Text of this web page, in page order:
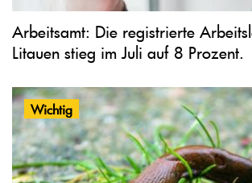
Arbeitsamt: Die registrierte
Litauen stieg im Juli auf 8 Prozent.
Wichtig